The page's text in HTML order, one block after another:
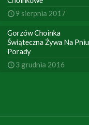
9 sierpnia 2017
Gorzów Choinka
Świąteczna Żywa Na Pniu
Porady
3 grudnia 2016